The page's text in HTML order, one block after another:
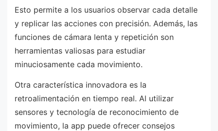
Esto permite a los usuarios observar cada detalle
y replicar las acciones con precisión. Además, las
funciones de cámara lenta y repetición son
herramientas valiosas para estudiar
minuciosamente cada movimiento.
Otra característica innovadora es la
retroalimentación en tiempo real. Al utilizar
sensores y tecnología de reconocimiento de
movimiento, la app puede ofrecer consejos